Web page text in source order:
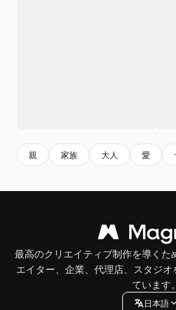
親 家族 大人 愛
最高のクリエイティブ制作を導くた
エイター、企業、代理店、スタジ
ています。
日本語